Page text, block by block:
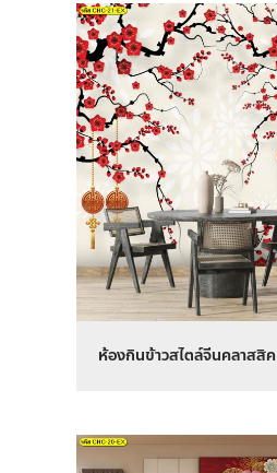
ห้องกินข้าวสไตล์จีนคลาสสิค